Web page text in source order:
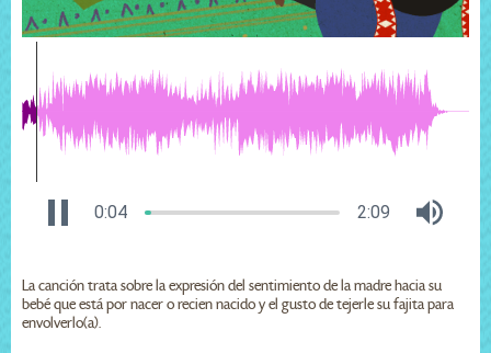
0:04 2:09
La canción trata sobre la expresión del sentimiento de la madre hacia su
bebé que está por nacer o recien nacido y el gusto de tejerle su fajita para
envolverlo(a).